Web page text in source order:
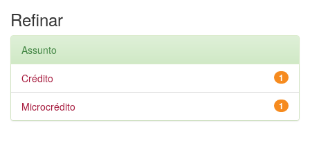
Refinar
Assunto
1
Crédito
1
Microcrédito